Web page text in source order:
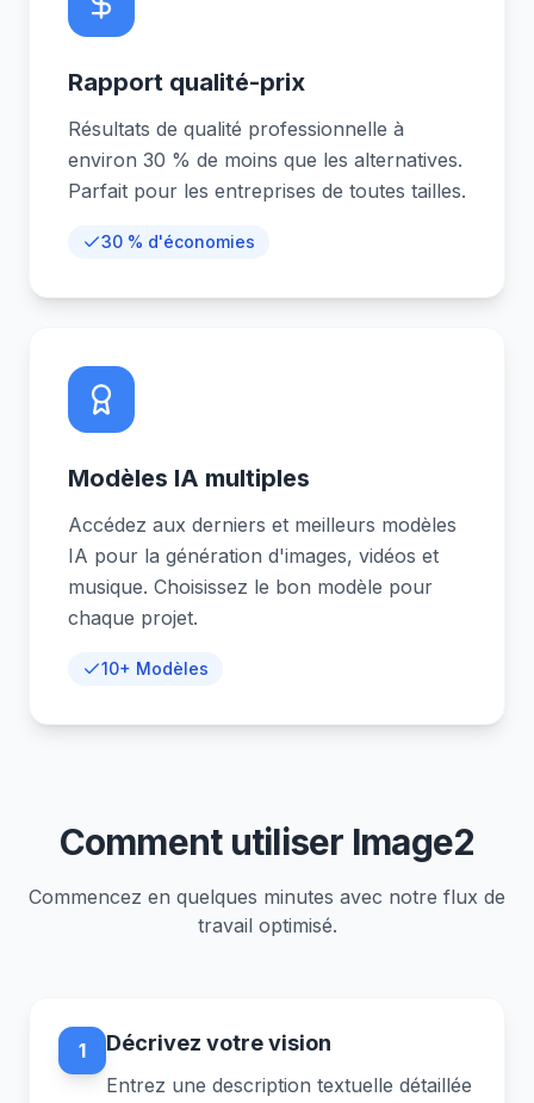
Rapport qualité-prix
Résultats de qualité professionnelle à
environ 30 % de moins que les alternatives.
Parfait pour les entreprises de toutes tailles.
30 % d'économies
Modèles IA multiples
Accédez aux derniers et meilleurs modèles
IA pour la génération d'images, vidéos et
musique. Choisissez le bon modèle pour
chaque projet.
10+ Modèles
Comment utiliser Image2
Commencez en quelques minutes avec notre flux de
travail optimisé.
1 Décrivez votre vision
Entrez une description textuelle détaillée